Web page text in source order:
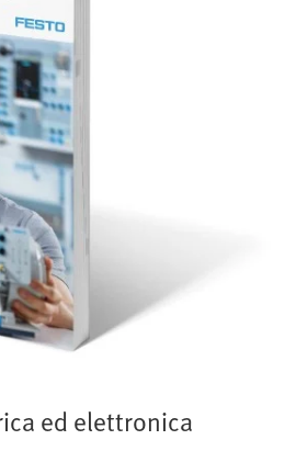
ed elettronica